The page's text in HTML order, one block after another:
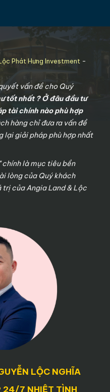
Phát Hưng Investment -
vấn đề cho Quý
tốt nhất ? Ở đâu đầu tư
tài chính nào phù hợp
hàng chỉ đưa ra vấn đề
lại giải pháp phù hợp nhất
chính là mục tiêu bền
lòng của Quý khách
của Angia Land & Lộc
LỘC NGHĨA
24/7 NHIỆT TÌNH